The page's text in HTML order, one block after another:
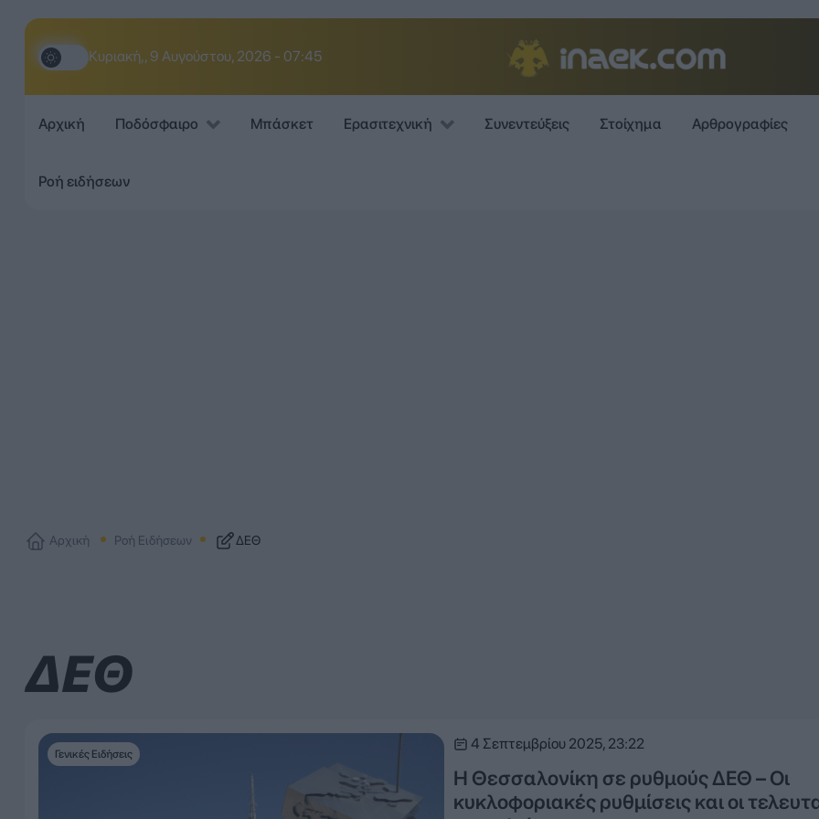
Κυριακή,, 9 Αυγούστου, 2026 - 07:45
Αρχική Ποδόσφαιρο Μπάσκετ Ερασιτεχνική Συνεντεύξεις Στοίχημα Αρθρογραφίες
Ροή ειδήσεων
Αρχική Ροή Ειδήσεων ΔΕΘ
ΔΕΘ
Γενικές Ειδήσεις
4 Σεπτεμβρίου 2025, 23:22
Η Θεσσαλονίκη σε ρυθμούς ΔΕΘ – Οι
κυκλοφοριακές ρυθμίσεις και οι